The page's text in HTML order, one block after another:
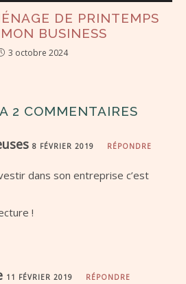
DE PRINTEMPS
BUSINESS
3 octobre 2024
2 COMMENTAIRES
8 FÉVRIER 2019 RÉPONDRE
dans son entreprise c’est
!
11 FÉVRIER 2019 RÉPONDRE